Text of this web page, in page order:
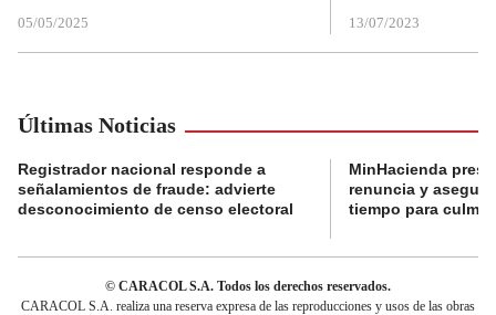
05/05/2025 13/07/2023
Últimas Noticias
Registrador nacional responde a
señalamientos de fraude: advierte
desconocimiento de censo electoral
MinHacienda
renuncia y
tiempo para
© CARACOL S.A. Todos los derechos reservados.
CARACOL S.A. realiza una reserva expresa de las reproducciones y usos de las obras